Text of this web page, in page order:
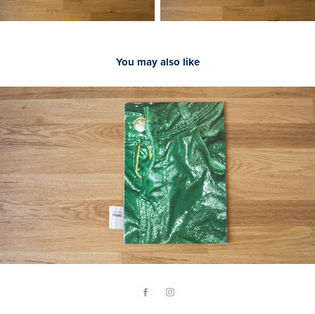
You may also like
2020
Martyna Rudnicka, Pranie